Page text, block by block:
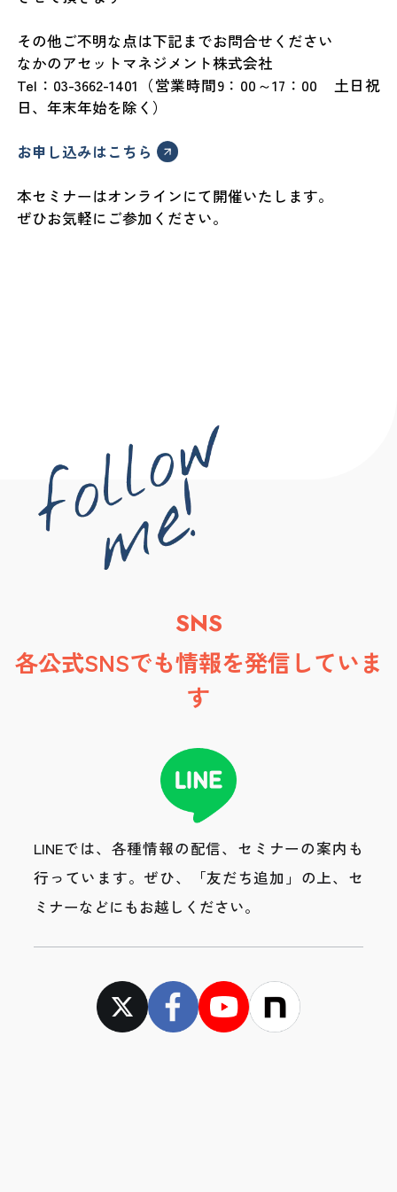
その他ご不明な点は下記までお問合せください
なかのアセットマネジメント株式会社
Tel：03-3662-1401（営業時間9：00～17：00 土日祝
日、年末年始を除く）
お申し込みはこちら
本セミナーはオンラインにて開催いたします。
ぜひお気軽にご参加ください。
SNS
各公式SNSでも情報を発信していま
す
LINEでは、各種情報の配信、セミナーの案内も
行っています。 ぜひ、「友だち追加」の上、セ
ミナーなどにもお越しください。